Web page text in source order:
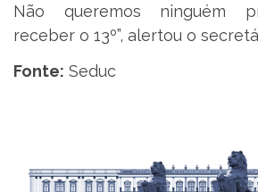
Não queremos ninguém
receber o 13º”, alertou o
Fonte: Seduc